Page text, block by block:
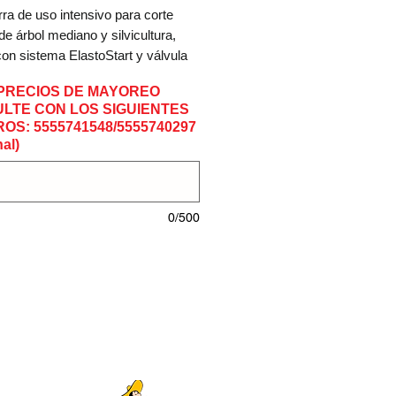
de uso intensivo para corte
árbol mediano y silvicultura,
sistema ElastoStart y válvula
de activación automática,
unificado multifuncional
servicio y parada del
de filtro de larga duración
DE MAYOREO
CON LOS SIGUIENTES
5555741548/5555740297
0/500